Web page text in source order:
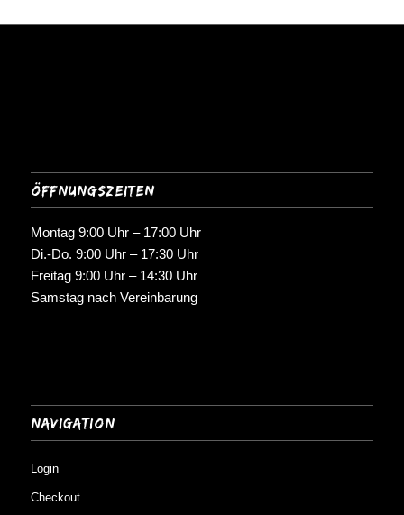
Öffnungszeiten
Montag 9:00 Uhr – 17:00 Uhr
Di.-Do. 9:00 Uhr – 17:30 Uhr
Freitag 9:00 Uhr – 14:30 Uhr
Samstag nach Vereinbarung
Navigation
Login
Checkout